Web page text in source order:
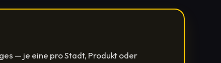
— je eine pro Stadt, Produkt oder